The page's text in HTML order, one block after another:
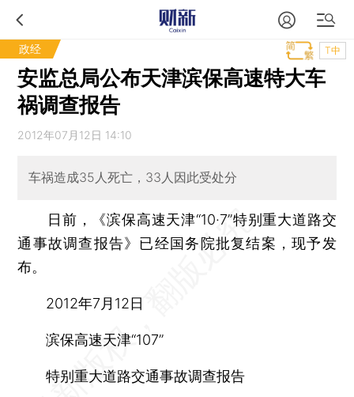
政经 T中
安监总局公布天津滨保高速特大车
祸调查报告
2012年07月12日 14:10
车祸造成35人死亡，33人因此受处分
日前，《滨保高速天津“10·7”特别重大道路交
通事故调查报告》已经国务院批复结案，现予发
布。
2012年7月12日
滨保高速天津“107”
特别重大道路交通事故调查报告